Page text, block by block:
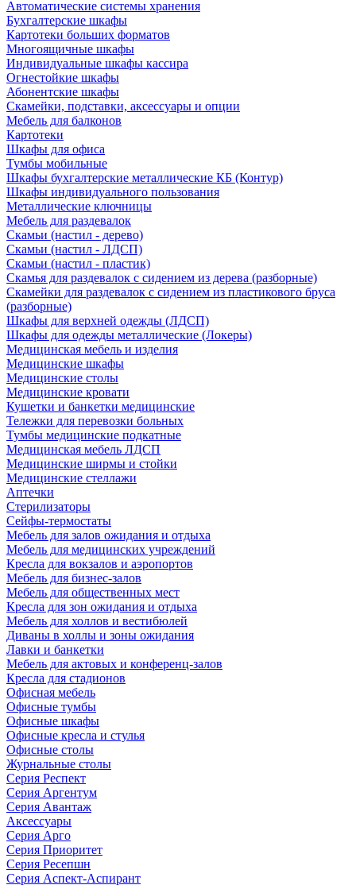
Автоматические системы хранения
Бухгалтерские шкафы
Картотеки больших форматов
Многоящичные шкафы
Индивидуальные шкафы кассира
Огнестойкие шкафы
Абонентские шкафы
Скамейки, подставки, аксессуары и опции
Мебель для балконов
Картотеки
Шкафы для офиса
Тумбы мобильные
Шкафы бухгалтерские металлические КБ (Контур)
Шкафы индивидуального пользования
Металлические ключницы
Мебель для раздевалок
Скамьи (настил - дерево)
Скамьи (настил - ЛДСП)
Скамьи (настил - пластик)
Скамья для раздевалок с сидением из дерева (разборные)
Скамейки для раздевалок с сидением из пластикового бруса
(разборные)
Шкафы для верхней одежды (ЛДСП)
Шкафы для одежды металлические (Локеры)
Медицинская мебель и изделия
Медицинские шкафы
Медицинские столы
Медицинские кровати
Кушетки и банкетки медицинские
Тележки для перевозки больных
Тумбы медицинские подкатные
Медицинская мебель ЛДСП
Медицинские ширмы и стойки
Медицинские стеллажи
Аптечки
Стерилизаторы
Сейфы-термостаты
Мебель для залов ожидания и отдыха
Мебель для медицинских учреждений
Кресла для вокзалов и аэропортов
Мебель для бизнес-залов
Мебель для общественных мест
Кресла для зон ожидания и отдыха
Мебель для холлов и вестибюлей
Диваны в холлы и зоны ожидания
Лавки и банкетки
Мебель для актовых и конференц-залов
Кресла для стадионов
Офисная мебель
Офисные тумбы
Офисные шкафы
Офисные кресла и стулья
Офисные столы
Журнальные столы
Серия Респект
Серия Аргентум
Серия Авантаж
Аксессуары
Серия Арго
Серия Приоритет
Серия Ресепшн
Серия Аспект-Аспирант